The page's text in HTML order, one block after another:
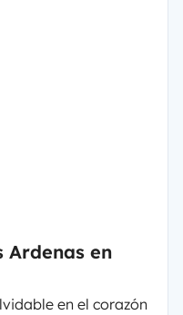
Ardenas en
en el corazón